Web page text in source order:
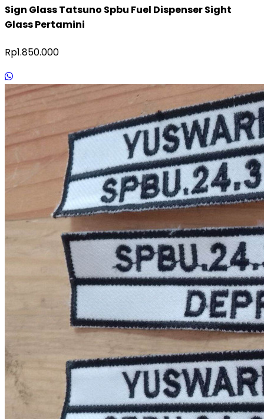
Sign Glass Tatsuno Spbu Fuel Dispenser Sight
Glass Pertamini
Rp1.850.000